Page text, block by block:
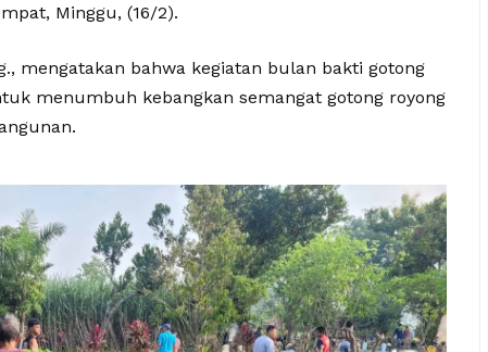
Minggu, (16/2).
mengatakan bahwa kegiatan bulan bakti gotong
menumbuh kebangkan semangat gotong royong